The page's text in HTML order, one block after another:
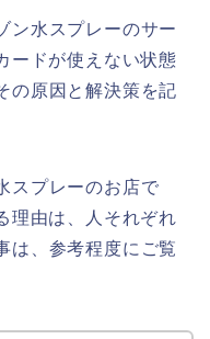
ン水スプレーのサー
ードが使えない状態
の原因と解決策を記
スプレーのお店で
理由は、人それぞれ
は、参考程度にご覧